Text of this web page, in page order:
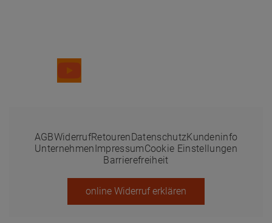
AGBWiderrufRetouren DatenschutzKundeninfo
Unternehmen ImpressumCookie Einstellungen
Barrierefreiheit
online Widerruf erklären